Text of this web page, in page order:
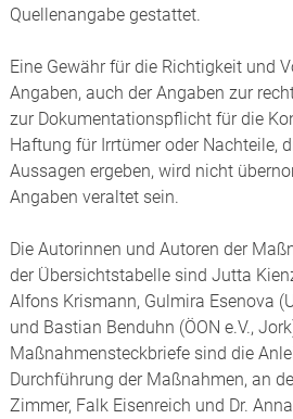
Quellenangabe gestattet.
Eine Gewähr für die Richtigkeit und
Angaben, auch der Angaben zur
zur Dokumentationspflicht für die
Haftung für Irrtümer oder Nachteile,
Aussagen ergeben, wird nicht
Angaben veraltet sein.
Die Autorinnen und Autoren der
der Übersichtstabelle sind Jutta
Alfons Krismann, Gulmira Esenova
und Bastian Benduhn (ÖON e.V.,
Maßnahmensteckbriefe sind die
Durchführung der Maßnahmen, an
Zimmer, Falk Eisenreich und Dr.